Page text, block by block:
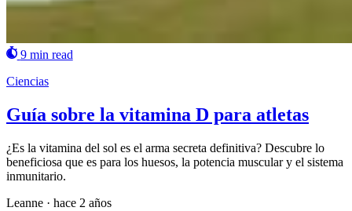
9 min read
Ciencias
Guía sobre la vitamina D para atletas
¿Es la vitamina del sol es el arma secreta definitiva? Descubre lo
beneficiosa que es para los huesos, la potencia muscular y el sistema
inmunitario.
Leanne · hace 2 años